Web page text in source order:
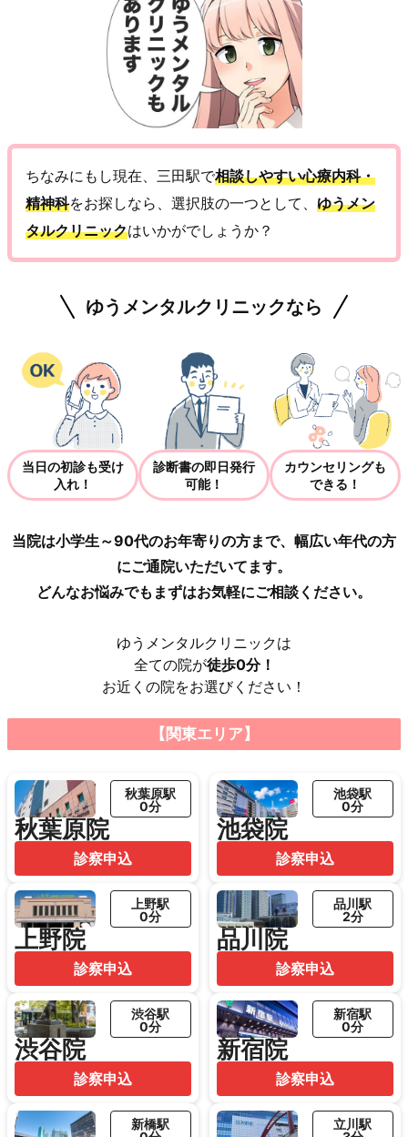
ちなみにもし現在、三田駅で相談しやすい心療内科・
精神科をお探しなら、選択肢の一つとして、 ゆうメン
タルクリニックはいかがでしょうか？
ゆうメンタルクリニックなら
当日の初診も受け
入れ！
診断書の即日発行
可能！
カウンセリングも
できる！
当院は小学生～90代のお年寄りの方まで、幅広い年代の方
にご通院いただいてます。
どんなお悩みでもまずはお気軽にご相談ください。
ゆうメンタルクリニックは
全ての院が徒歩0分！
お近くの院をお選びください！
【関東エリア】
秋葉原院
秋葉原駅
0分
診察申込
池袋院
池袋駅
0分
診察申込
上野院
上野駅
0分
診察申込
品川院
品川駅
2分
診察申込
渋谷院
渋谷駅
0分
診察申込
新宿院
新宿駅
0分
診察申込
新橋駅
立川駅